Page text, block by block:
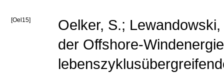
[Oel15]
Oelker, S.;
der Offshore-